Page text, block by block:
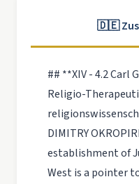
🇩🇪
## **XIV - 4.2 Carl
Religio-
DIMITRY
establishment of
West is a pointer